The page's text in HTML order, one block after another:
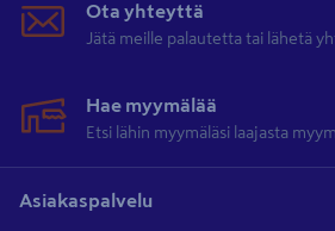
Ota yhteyttä
Jätä meille palautetta tai lähetä
Hae myymälää
Etsi lähin myymäläsi laajasta
Asiakaspalvelu